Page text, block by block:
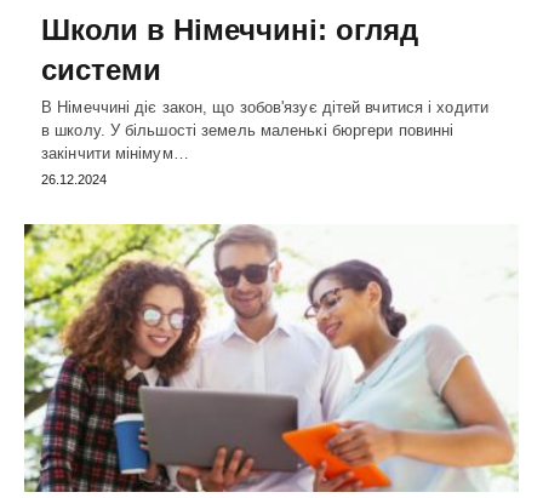
Школи в Німеччині: огляд
системи
В Німеччині діє закон, що зобов'язує дітей вчитися і ходити
в школу. У більшості земель маленькі бюргери повинні
закінчити мінімум…
26.12.2024